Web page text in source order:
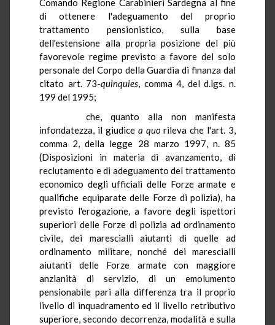
Comando Regione Carabinieri Sardegna al fine
di ottenere l'adeguamento del proprio
trattamento pensionistico, sulla base
dell'estensione alla propria posizione del più
favorevole regime previsto a favore del solo
personale del Corpo della Guardia di finanza dal
citato art. 73-quinquies, comma 4, del d.lgs. n.
199 del 1995;
che, quanto alla non manifesta
infondatezza, il giudice a quorileva che l'art. 3,
comma 2, della legge 28 marzo 1997, n. 85
(Disposizioni in materia di avanzamento, di
reclutamento e di adeguamento del trattamento
economico degli ufficiali delle Forze armate e
qualifiche equiparate delle Forze di polizia), ha
previsto l'erogazione, a favore degli ispettori
superiori delle Forze di polizia ad ordinamento
civile, dei marescialli aiutanti di quelle ad
ordinamento militare, nonché dei marescialli
aiutanti delle Forze armate con maggiore
anzianità di servizio, di un emolumento
pensionabile pari alla differenza tra il proprio
livello di inquadramento ed il livello retributivo
superiore, secondo decorrenza, modalità e sulla